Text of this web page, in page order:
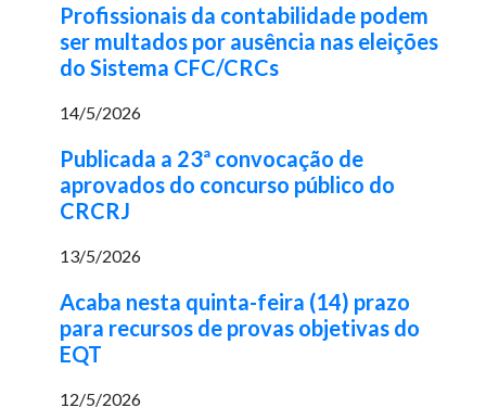
Profissionais da contabilidade podem
ser multados por ausência nas eleições
do Sistema CFC/CRCs
14/5/2026
Publicada a 23ª convocação de
aprovados do concurso público do
CRCRJ
13/5/2026
Acaba nesta quinta-feira (14) prazo
para recursos de provas objetivas do
EQT
12/5/2026